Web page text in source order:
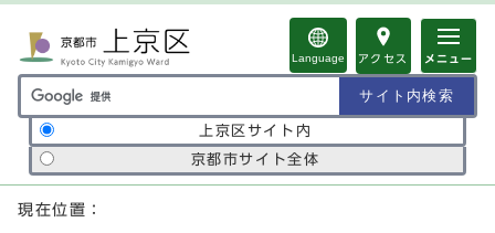
Language アクセス メニュー
サイト内検索の範囲
上京区サイト内
京都市サイト全体
ここから本文です
現在位置：